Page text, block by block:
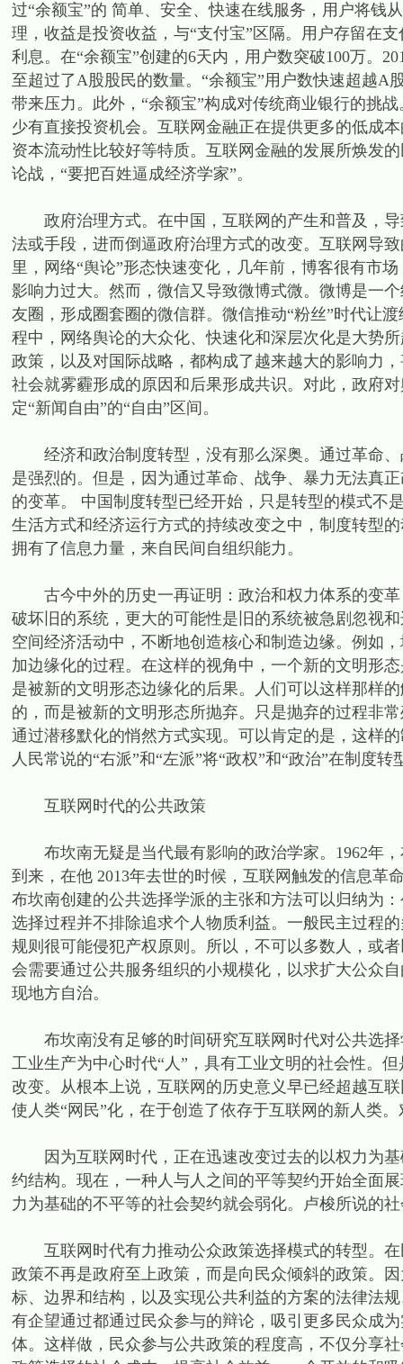
过“余额宝”的 简单、安全、快速在线服务，用户将钱
理，收益是投资收益，与“支付宝”区隔。用户存留在
利息。在“余额宝”创建的6天内，用户数突破100万。
至超过了A股股民的数量。“余额宝”用户数快速超越
带来压力。此外，“余额宝”构成对传统商业银行的挑
少有直接投资机会。互联网金融正在提供更多的低成
资本流动性比较好等特质。互联网金融的发展所焕发
论战，“要把百姓逼成经济学家”。
政府治理方式。在中国，互联网的产生和普及，导
法或手段，进而倒逼政府治理方式的改变。互联网导
里，网络“舆论”形态快速变化，几年前，博客很有市
影响力过大。然而，微信又导致微博式微。微博是一
友圈，形成圈套圈的微信群。微信推动“粉丝”时代让
程中，网络舆论的大众化、快速化和深层次化是大势
政策，以及对国际战略，都构成了越来越大的影响力
社会就雾霾形成的原因和后果形成共识。对此，政府
定“新闻自由”的“自由”区间。
经济和政治制度转型，没有那么深奥。通过革命、
是强烈的。但是，因为通过革命、战争、暴力无法真
的变革。 中国制度转型已经开始，只是转型的模式不
生活方式和经济运行方式的持续改变之中，制度转型
拥有了信息力量，来自民间自组织能力。
古今中外的历史一再证明：政治和权力体系的变革
破坏旧的系统，更大的可能性是旧的系统被急剧忽视
空间经济活动中，不断地创造核心和制造边缘。例如
加边缘化的过程。在这样的视角中，一个新的文明形
是被新的文明形态边缘化的后果。人们可以这样那样
的，而是被新的文明形态所抛弃。只是抛弃的过程非
通过潜移默化的悄然方式实现。可以肯定的是，这样
人民常说的“右派”和“左派”将“政权”和“政治”在制度
互联网时代的公共政策
布坎南无疑是当代最有影响的政治学家。1962年，
到来，在他 2013年去世的时候，互联网触发的信息革
布坎南创建的公共选择学派的主张和方法可以归纳为
选择过程并不排除追求个人物质利益。一般民主过程
规则很可能侵犯产权原则。所以，不可以多数人，或
会需要通过公共服务组织的小规模化，以求扩大公众
现地方自治。
布坎南没有足够的时间研究互联网时代对公共选择
工业生产为中心时代“人”，具有工业文明的社会性。
改变。从根本上说，互联网的历史意义早已经超越互
使人类“网民”化，在于创造了依存于互联网的新人类
因为互联网时代，正在迅速改变过去的以权力为基
约结构。现在，一种人与人之间的平等契约开始全面
力为基础的不平等的社会契约就会弱化。卢梭所说的
互联网时代有力推动公众政策选择模式的转型。在
政策不再是政府至上政策，而是向民众倾斜的政策。
标、边界和结构，以及实现公共利益的方案的法律法
有企望通过都通过民众参与的辩论，吸引更多民众成
体。这样做，民众参与公共政策的程度高，不仅分享